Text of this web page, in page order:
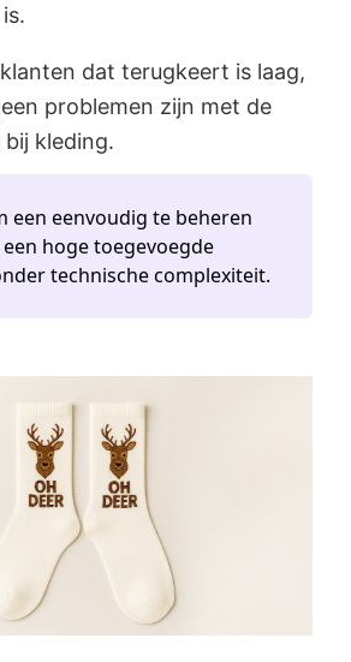
dat terugkeert is laag,
problemen zijn met de
kleding.
een eenvoudig te beheren
hoge toegevoegde
technische complexiteit.